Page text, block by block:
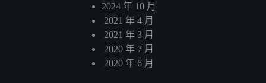
2024 年 10 月
2021 年 4 月
2021 年 3 月
2020 年 7 月
2020 年 6 月